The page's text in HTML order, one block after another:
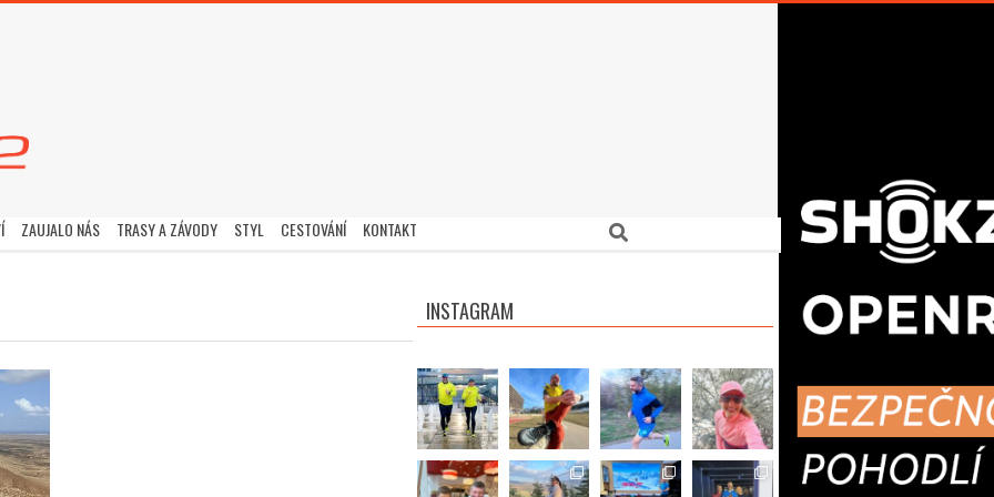
ZAUJALO NÁS TRASY A ZÁVODY STYL CESTOVÁNÍ KONTAKT Search
INSTAGRAM